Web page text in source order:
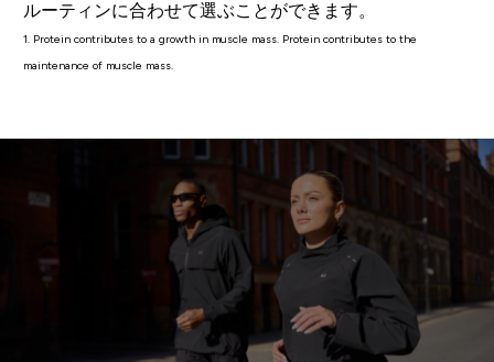
ルーティンに合わせて選ぶことができます。
1. Protein contributes to a growth in muscle mass. Protein contributes to the
maintenance of muscle mass.